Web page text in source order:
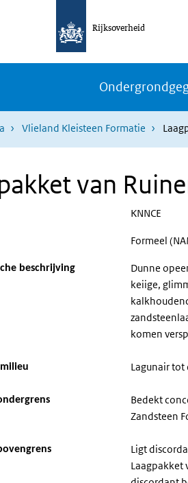
Rijksoverheid
Vlieland Kleisteen Formatie
van
KNNCE
Formeel
beschrijving
Dunne
keiige,
komen
Lagunair
Bedekt
Zandsteen
Ligt
Laagpakket